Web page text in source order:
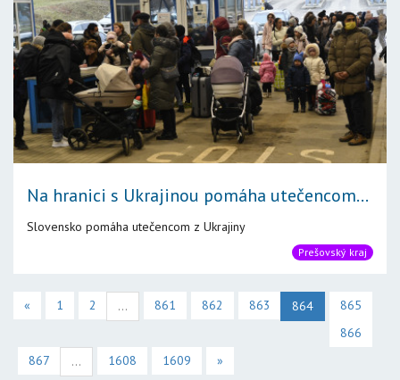
Na hranici s Ukrajinou pomáha utečencom...
Slovensko pomáha utečencom z Ukrajiny
Prešovský kraj
« 1 2 ... 861 862 863 864
865
866
867
... 1608 1609 »